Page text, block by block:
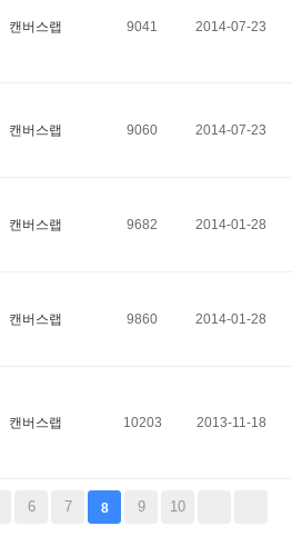
캔버스랩 9041 2014-07-23
캔버스랩 9060 2014-07-23
캔버스랩 9682 2014-01-28
캔버스랩 9860 2014-01-28
캔버스랩 10203 2013-11-18
6 7 8 9 10